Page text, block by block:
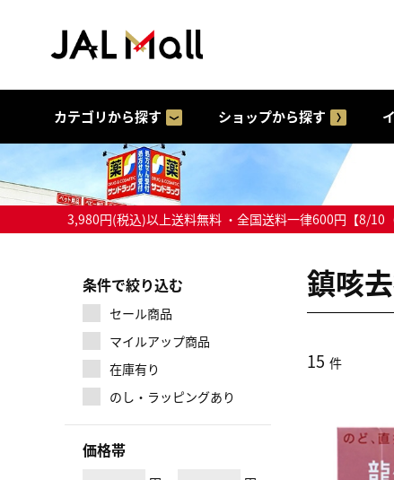
カテゴリから探す ショップから探す
3,980円(税込)以上送料無料 ・全国送料一律600円【8/10
マイルアップ商品
条件で絞り込む
セール商品
在庫有り
のし・ラッピングあり
価格帯
鎮咳
15 件